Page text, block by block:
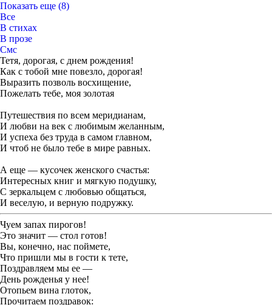
Показать еще (8)
Все
В стихах
В прозе
Смс
Тетя, дорогая, с днем рождения!
Как с тобой мне повезло, дорогая!
Выразить позволь восхищение,
Пожелать тебе, моя золотая
Путешествия по всем меридианам,
И любви на век с любимым желанным,
И успеха без труда в самом главном,
И чтоб не было тебе в мире равных.
А еще — кусочек женского счастья:
Интересных книг и мягкую подушку,
С зеркальцем с любовью общаться,
И веселую, и верную подружку.
Чуем запах пирогов!
Это значит — стол готов!
Вы, конечно, нас поймете,
Что пришли мы в гости к тете,
Поздравляем мы ее —
День рожденья у нее!
Отопьем вина глоток,
Прочитаем поздравок: